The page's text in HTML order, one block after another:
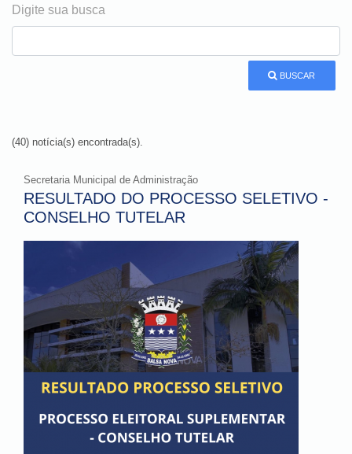
Digite sua busca
BUSCAR
(40) notícia(s) encontrada(s).
Secretaria Municipal de Administração
RESULTADO DO PROCESSO SELETIVO -
CONSELHO TUTELAR